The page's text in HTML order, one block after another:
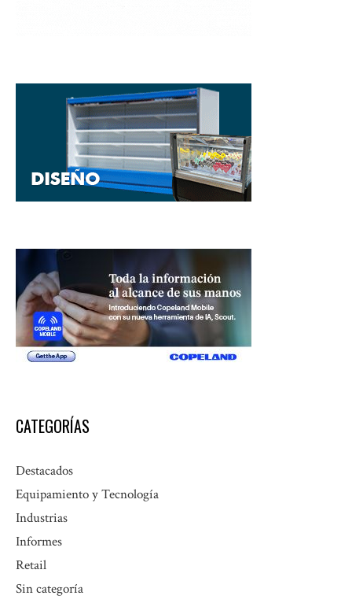
CATEGORÍAS
Destacados
Equipamiento y Tecnología
Industrias
Informes
Retail
Sin categoría